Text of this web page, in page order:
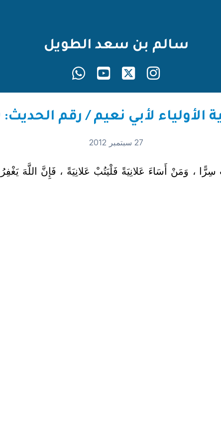
سالم بن سعد الطويل
27 سبتمبر 2012
وَمَنْ أَسَاءَ عَلانِيَةً فَلْيَتُبْ عَلانِيَةً ، فَإِنَّ اللَّهَ